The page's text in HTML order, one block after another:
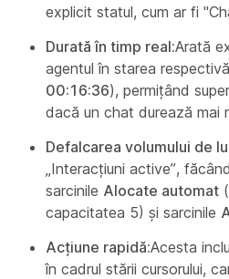
explicit statul, cum ar fi
Durată în timp real:Arată
agentul în starea
00:16:36), permițând
dacă un chat durează mai
Defalcarea volumului de
„Interacțiuni active”,
sarcinile Alocate automat
capacitatea 5) și sarcinile
Acțiune rapidă:Acesta
în cadrul stării cursorului,